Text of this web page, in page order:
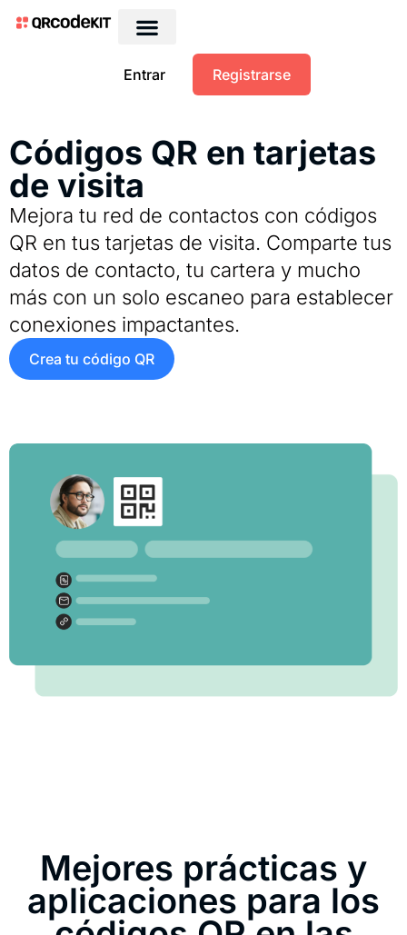
Entrar Registrarse
Códigos QR en tarjetas
de visita
Mejora tu red de contactos con códigos
QR en tus tarjetas de visita. Comparte tus
datos de contacto, tu cartera y mucho
más con un solo escaneo para establecer
conexiones impactantes.
Crea tu código QR
Mejores prácticas y
aplicaciones para los